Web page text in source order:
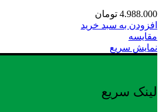
4.988.000 تومان
افزودن به سبد خرید
مقایسه
نمایش سریع
لینک سریع